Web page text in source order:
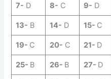
7- D 8- C 9- D
13- B 14- D 15- C
19- C 20- C 21- D
25- B 26- B 27- D